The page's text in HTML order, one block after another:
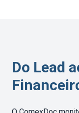
Do Lead